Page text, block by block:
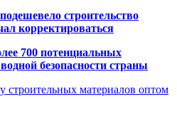
строительство
корректироваться
700 потенциальных
безопасности страны
материалов оптом